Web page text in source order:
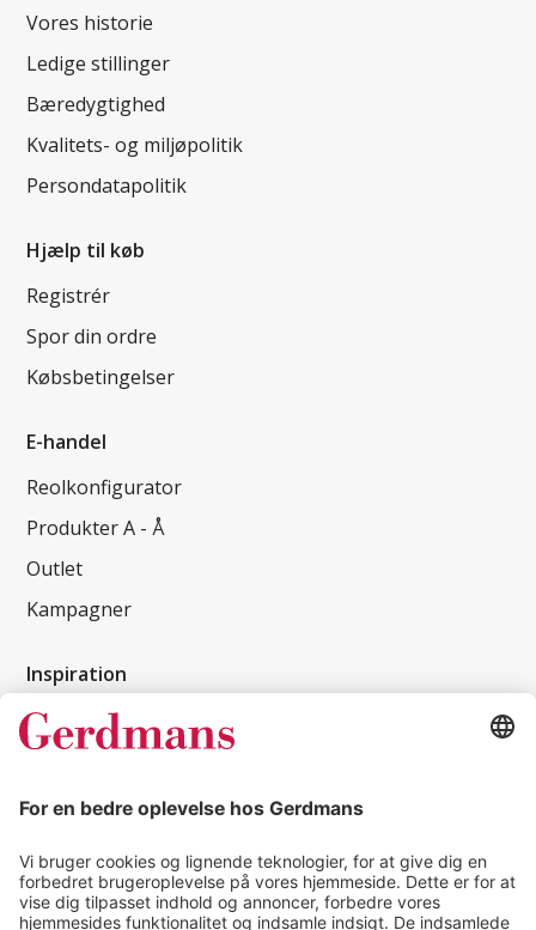
Vores historie
Ledige stillinger
Bæredygtighed
Kvalitets- og miljøpolitik
Persondatapolitik
Hjælp til køb
Registrér
Spor din ordre
Købsbetingelser
E-handel
Reolkonfigurator
Produkter A - Å
Outlet
Kampagner
Inspiration
Kundereferencer
Tips & guides
Kontakt
salg@gerdmans.dk